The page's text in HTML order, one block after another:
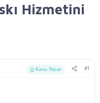
Hizmetini
Konu Yazar #1